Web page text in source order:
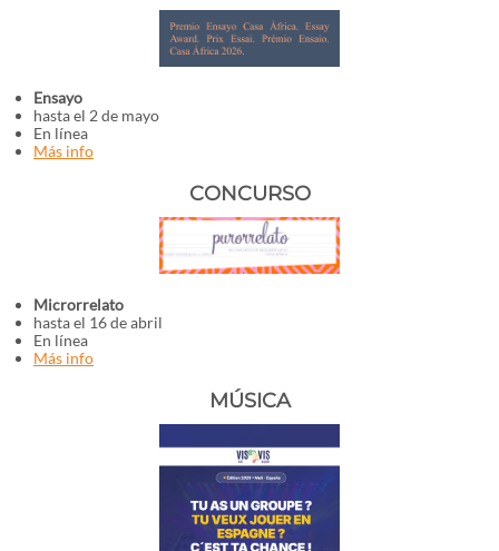
Ensayo
hasta el 2 de mayo
En línea
Más info
CONCURSO
Microrrelato
hasta el 16 de abril
En línea
Más info
MÚSICA